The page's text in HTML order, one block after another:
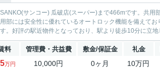
サンコー) 瓜破店(スーパー)まで466mです。共用
部には安全性に優れているオートロック機能を備えて
。好評の駅近物件となっており、駅より徒歩10分に立
料 管理費・共益費 敷金/保証金 礼金
万円 10,000円 0ヶ月 10万円